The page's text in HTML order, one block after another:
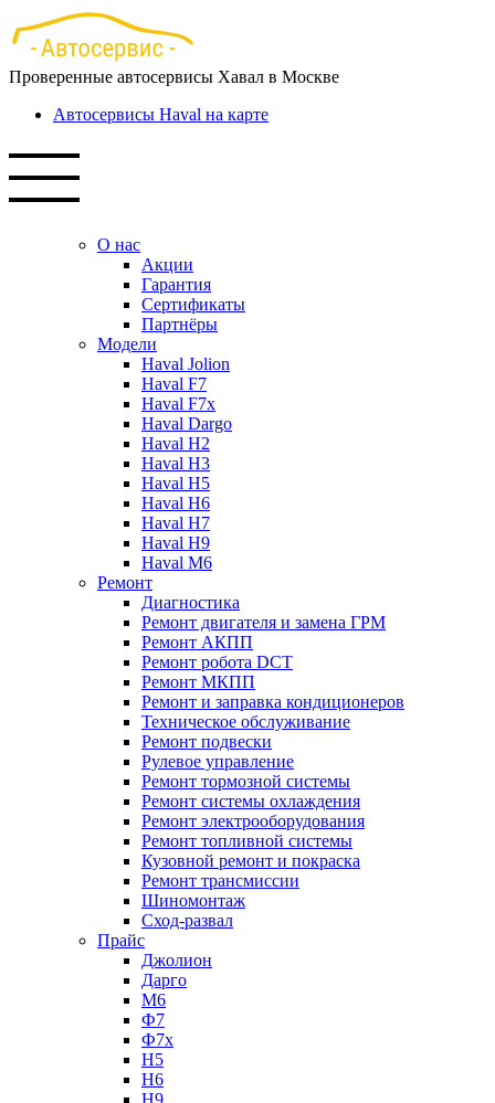
Перейти
к
основному
содержанию
Проверенные автосервисы Хавал в Москве
Автосервисы Haval на карте
О нас
Акции
Гарантия
Сертификаты
Партнёры
Модели
Haval Jolion
Haval F7
Haval F7x
Haval Dargo
Haval H2
Haval H3
Haval H5
Haval H6
Haval H7
Haval H9
Haval M6
Ремонт
Диагностика
Ремонт двигателя и замена ГРМ
Ремонт АКПП
Ремонт робота DCT
Ремонт МКПП
Ремонт и заправка кондиционеров
Техническое обслуживание
Ремонт подвески
Рулевое управление
Ремонт тормозной системы
Ремонт системы охлаждения
Ремонт электрооборудования
Ремонт топливной системы
Кузовной ремонт и покраска
Ремонт трансмиссии
Шиномонтаж
Сход-развал
Прайс
Джолион
Дарго
М6
Ф7
Ф7х
Н5
Н6
Н9